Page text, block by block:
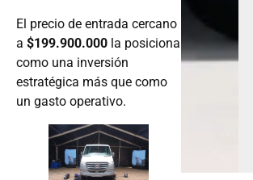
El precio de entrada cercano
a $199.900.000 la posiciona
como una inversión
estratégica más que como
un gasto operativo.